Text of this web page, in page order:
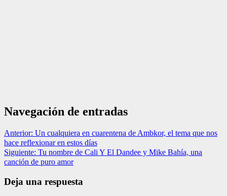
Navegación de entradas
Anterior: Un cualquiera en cuarentena de Ambkor, el tema que nos
hace reflexionar en estos días
Siguiente: Tu nombre de Cali Y El Dandee y Mike Bahía, una
canción de puro amor
Deja una respuesta